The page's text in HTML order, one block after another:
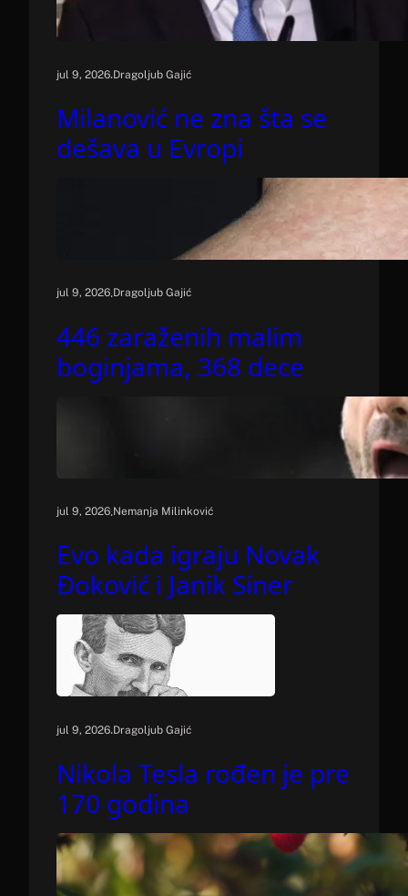
jul 9, 2026.Dragoljub Gajić
Milanović ne zna šta se
dešava u Evropi
jul 9, 2026.Dragoljub Gajić
446 zaraženih malim
boginjama, 368 dece
jul 9, 2026.Nemanja Milinković
Evo kada igraju Novak
Đoković i Janik Siner
jul 9, 2026.Dragoljub Gajić
Nikola Tesla rođen je pre
170 godina